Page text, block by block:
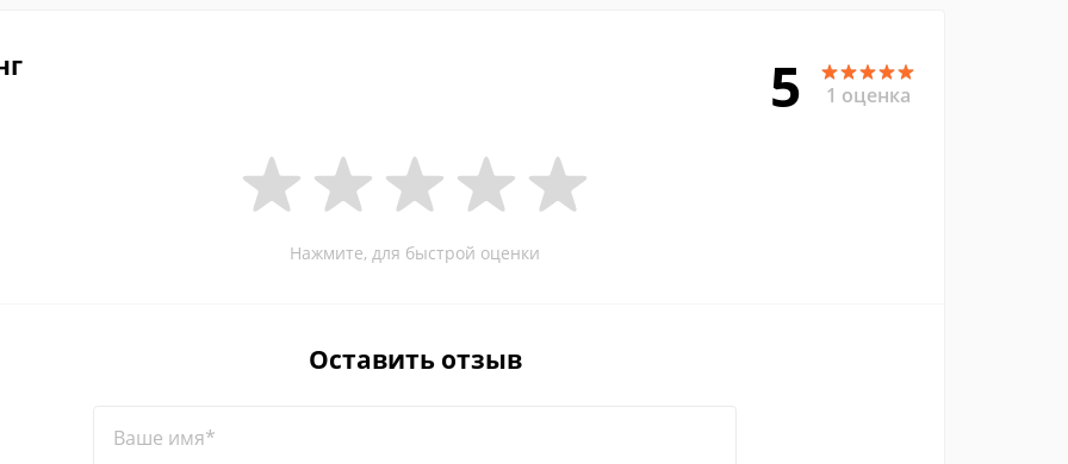
5 1 оценка
Нажмите, для быстрой оценки
Оставить отзыв
Ваше имя*